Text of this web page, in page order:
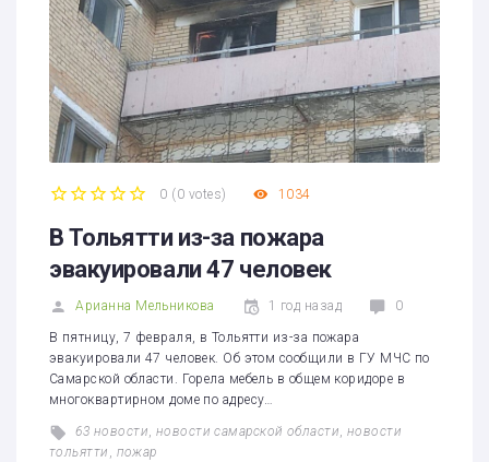
0 ( 0 votes) 1034
В Тольятти из-за пожара
эвакуировали 47 человек
Арианна Мельникова 1 год назад 0
В пятницу, 7 февраля, в Тольятти из-за пожара
эвакуировали 47 человек. Об этом сообщили в ГУ МЧС по
Самарской области. Горела мебель в общем коридоре в
многоквартирном доме по адресу…
63 новости, новости самарской области,новости
тольятти , пожар